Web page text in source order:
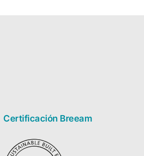
Certificación Breeam